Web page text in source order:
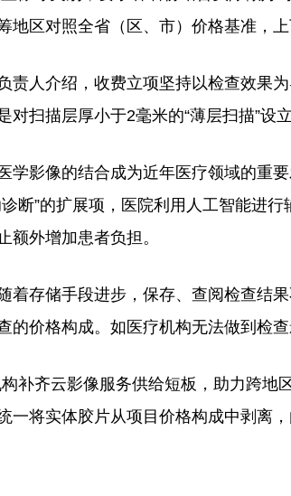
地区对照全省（区、市）价格基准，
人介绍，收费立项坚持以检查效果为
对扫描层厚小于2毫米的“薄层扫描”设立
影像的结合成为近年医疗领域的重要
断”的扩展项，医院利用人工智能进
额外增加患者负担。
存储手段进步，保存、查阅检查结果
的价格构成。如医疗机构无法做到检
齐云影像服务供给短板，助力跨地
一将实体胶片从项目价格构成中剥离